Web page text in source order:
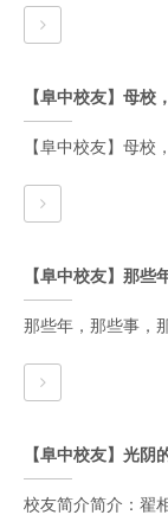
【阜中校友】母校
【阜中校友】母校
【阜中校友】那
那些年，那些事
【阜中校友】光阴
校友简介简介：翟